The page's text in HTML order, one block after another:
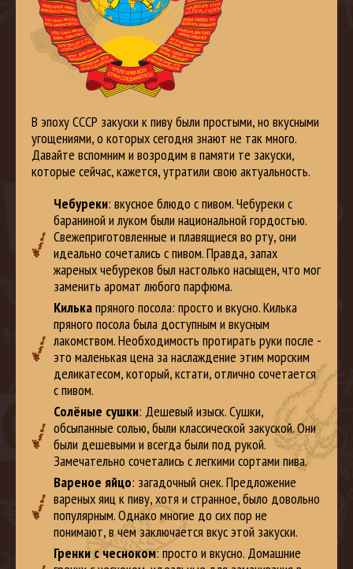
В эпоху СССР закуски к пиву были простыми, но вкусными
угощениями, о которых сегодня знают не так много.
Давайте вспомним и возродим в памяти те закуски,
которые сейчас, кажется, утратили свою актуальность.
Чебуреки: вкусное блюдо с пивом. Чебуреки с
бараниной и луком были национальной гордостью.
Свежеприготовленные и плавящиеся во рту, они
идеально сочетались с пивом. Правда, запах
жареных чебуреков был настолько насыщен, что мог
заменить аромат любого парфюма.
Килькапряного посола: просто и вкусно. Килька
пряного посола была доступным и вкусным
лакомством. Необходимость протирать руки после -
это маленькая цена за наслаждение этим морским
деликатесом, который, кстати, отлично сочетается
с пивом.
Солёные сушки: Дешевый изыск. Сушки,
обсыпанные солью, были классической закуской. Они
были дешевыми и всегда были под рукой.
Замечательно сочетались с легкими сортами пива.
Вареное яйцо: загадочный снек. Предложение
вареных яиц к пиву, хотя и странное, было довольно
популярным. Однако многие до сих пор не
понимают, в чем заключается вкус этой закуски.
Гренки с чесноком: просто и вкусно. Домашние